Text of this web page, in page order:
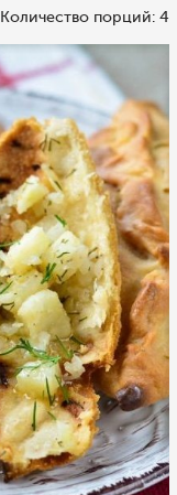
Количество порций: 4